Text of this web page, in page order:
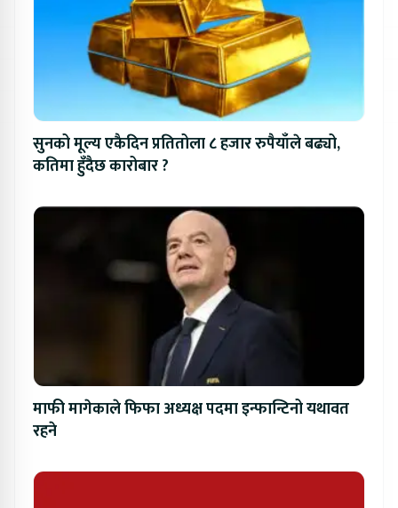
सुनको मूल्य एकैदिन प्रतितोला ८ हजार रुपैयाँले बढ्यो,
कतिमा हुँदैछ कारोबार ?
माफी मागेकाले फिफा अध्यक्ष पदमा इन्फान्टिनो यथावत
रहने